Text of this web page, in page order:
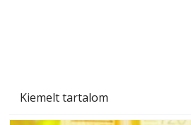
Kiemelt tartalom